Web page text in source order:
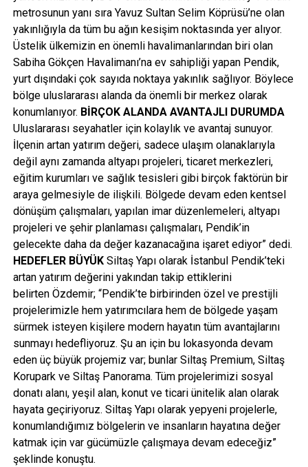
metrosunun yanı sıra Yavuz Sultan Selim Köprüsü’ne olan
yakınlığıyla da tüm bu ağın kesişim noktasında yer alıyor.
Üstelik ülkemizin en önemli havalimanlarından biri olan
Sabiha Gökçen Havalimanı’na ev sahipliği yapan Pendik,
yurt dışındaki çok sayıda noktaya yakınlık sağlıyor. Böylece
bölge uluslararası alanda da önemli bir merkez olarak
konumlanıyor. BİRÇOK ALANDA AVANTAJLI DURUMDA
Uluslararası seyahatler için kolaylık ve avantaj sunuyor.
İlçenin artan yatırım değeri, sadece ulaşım olanaklarıyla
değil aynı zamanda altyapı projeleri, ticaret merkezleri,
eğitim kurumları ve sağlık tesisleri gibi birçok faktörün bir
araya gelmesiyle de ilişkili. Bölgede devam eden kentsel
dönüşüm çalışmaları, yapılan imar düzenlemeleri, altyapı
projeleri ve şehir planlaması çalışmaları, Pendik’in
gelecekte daha da değer kazanacağına işaret ediyor” dedi.
HEDEFLER BÜYÜKSiltaş Yapı olarak İstanbul Pendik’teki
artan yatırım değerini yakından takip ettiklerini
belirten Özdemir; “Pendik’te birbirinden özel ve prestijli
projelerimizle hem yatırımcılara hem de bölgede yaşam
sürmek isteyen kişilere modern hayatın tüm avantajlarını
sunmayı hedefliyoruz. Şu an için bu lokasyonda devam
eden üç büyük projemiz var; bunlar Siltaş Premium, Siltaş
Korupark ve Siltaş Panorama. Tüm projelerimizi sosyal
donatı alanı, yeşil alan, konut ve ticari ünitelik alan olarak
hayata geçiriyoruz. Siltaş Yapı olarak yepyeni projelerle,
konumlandığımız bölgelerin ve insanların hayatına değer
katmak için var gücümüzle çalışmaya devam edeceğiz”
şeklinde konuştu.